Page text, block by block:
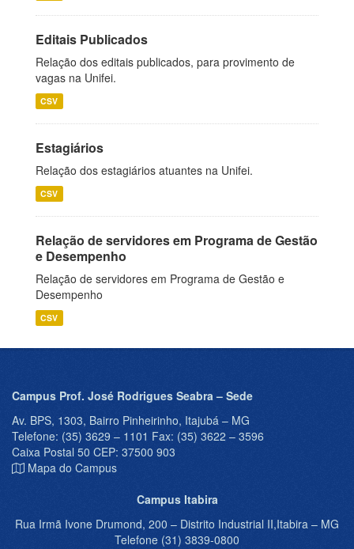
Editais Publicados
Relação dos editais publicados, para provimento de
vagas na Unifei.
CSV
Estagiários
Relação dos estagiários atuantes na Unifei.
CSV
Relação de servidores em Programa de Gestão
e Desempenho
Relação de servidores em Programa de Gestão e
Desempenho
CSV
Campus Prof. José Rodrigues Seabra – Sede
Av. BPS, 1303, Bairro Pinheirinho, Itajubá – MG
Telefone: (35) 3629 – 1101 Fax: (35) 3622 – 3596
Caixa Postal 50 CEP: 37500 903
Mapa do Campus
Campus Itabira
Rua Irmã Ivone Drumond, 200 – Distrito Industrial II,Itabira – MG
Telefone (31) 3839-0800